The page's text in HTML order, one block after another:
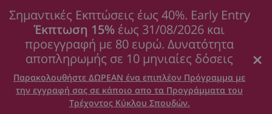
Σημαντικές Εκπτώσεις έως 40%. Early Entry
Έκπτωση 15% έως 31/08/2026 και
προεγγραφή με 80 ευρώ. Δυνατότητα
αποπληρωμής σε 10 μηνιαίες δόσεις
Παρακολουθήστε ΔΩΡΕΑΝ ένα επιπλέον Πρόγραμμα με
την εγγραφή σας σε κάποιο απο τα Προγράμματα του
Τρέχοντος Κύκλου Σπουδών.